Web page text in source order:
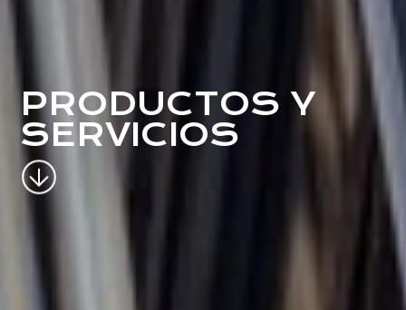
PRODUCTOS Y
SERVICIOS